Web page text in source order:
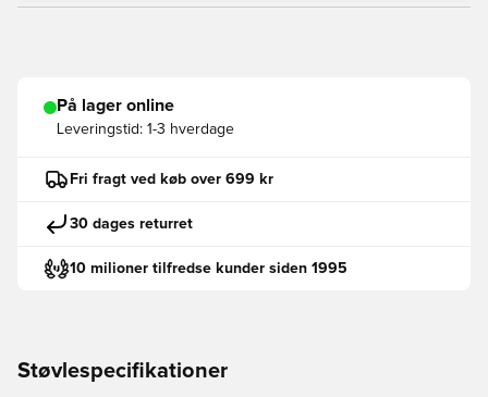
På lager online
Leveringstid: 1-3 hverdage
Fri fragt ved køb over 699 kr
30 dages returret
10 milioner tilfredse kunder siden 1995
Støvlespecifikationer